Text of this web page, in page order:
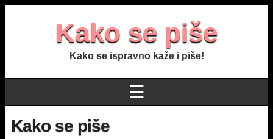
Kako se piše
Kako se ispravno kaže i piše!
☰
Kako se piše